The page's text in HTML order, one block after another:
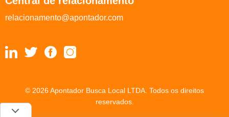
relacionamento@apontador.com
© 2026 Apontador Busca Local LTDA. Todos os direitos
reservados.